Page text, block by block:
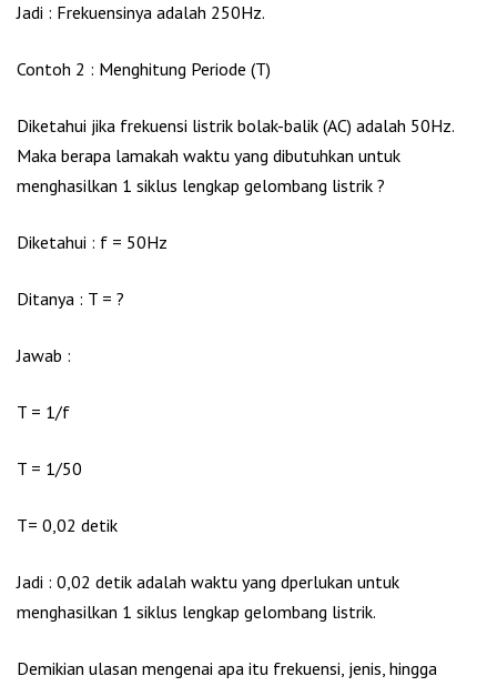
Jadi : Frekuensinya adalah 250Hz.
Contoh 2 : Menghitung Periode (T)
Diketahui jika frekuensi listrik bolak-balik (AC) adalah 50Hz.
Maka berapa lamakah waktu yang dibutuhkan untuk
menghasilkan 1 siklus lengkap gelombang listrik ?
Diketahui : f = 50Hz
Ditanya : T = ?
Jawab :
T = 1/f
T = 1/50
T= 0,02 detik
Jadi : 0,02 detik adalah waktu yang dperlukan untuk
menghasilkan 1 siklus lengkap gelombang listrik.
Demikian ulasan mengenai apa itu frekuensi, jenis, hingga